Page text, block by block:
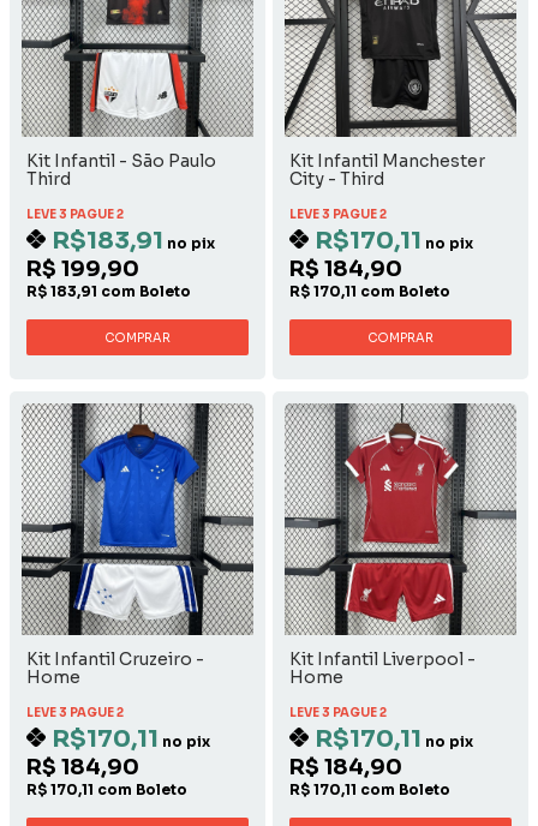
Kit Infantil - São Paulo
Third
LEVE 3 PAGUE 2
R$183,91 no pix
R$ 199,90
R$ 183,91 com Boleto
COMPRAR
Kit Infantil Manchester
City - Third
LEVE 3 PAGUE 2
R$170,11 no pix
R$ 184,90
R$ 170,11 com Boleto
COMPRAR
Kit Infantil Cruzeiro -
Home
LEVE 3 PAGUE 2
R$170,11 no pix
R$ 184,90
R$ 170,11 com Boleto
Kit Infantil Liverpool -
Home
LEVE 3 PAGUE 2
R$170,11 no pix
R$ 184,90
R$ 170,11 com Boleto